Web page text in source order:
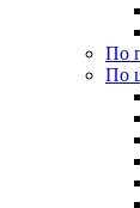
По
По